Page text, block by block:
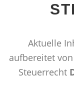
Aktuelle
aufbereitet
Steuerrecht